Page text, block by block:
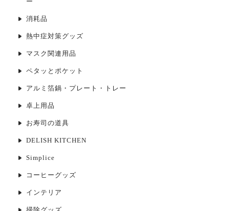
消耗品
熱中症対策グッズ
マスク関連用品
ペタッとポケット
アルミ箔鍋・プレート・トレー
卓上用品
お寿司の道具
DELISH KITCHEN
Simplice
コーヒーグッズ
インテリア